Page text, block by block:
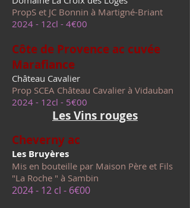
PropS et JC Bonnin à Martigné-Briant
2024 - 12cl - 4€00
Côte de Provence ac cuvée
Marafiance
Château Cavalier
Prop SCEA Château Cavalier à Vidauban
2024 - 12cl - 5€00
Les Vins rouges
Cheverny ac
Les Bruyères
Mis en bouteille par Maison Père et Fils
"La Roche " à Sambin
2024- 12 cl - 6€00